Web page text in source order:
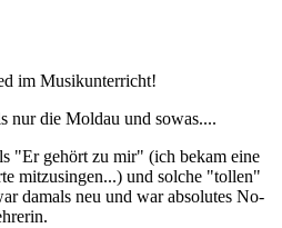
im Musikunterricht!
nur die Moldau und sowas....
"Er gehört zu mir" (ich bekam eine
mitzusingen...) und solche "tollen"
damals neu und war absolutes No-